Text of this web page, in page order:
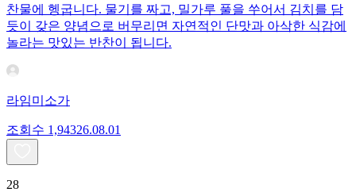
찬물에 헹굽니다. 물기를 짜고, 밀가루 풀을 쑤어서 김치를 담
듯이 갖은 양념으로 버무리면 자연적인 단맛과 아삭한 식감에
놀라는 맛있는 반찬이 됩니다.
라임미소가
조회수 1,94326.08.01
28